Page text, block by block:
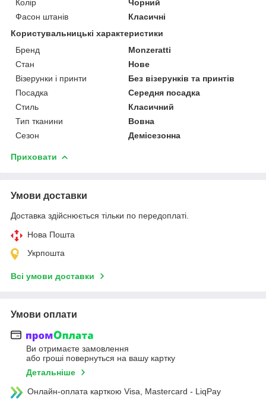
Колір
Чорний
Фасон штанів
Класичні
Користувальницькі характеристики
Бренд
Monzeratti
Стан
Нове
Візерунки і принти
Без візерунків та принтів
Посадка
Середня посадка
Стиль
Класичний
Тип тканини
Вовна
Сезон
Демісезонна
Приховати
Умови доставки
Доставка здійснюється тільки по передоплаті.
Нова Пошта
Укрпошта
Всі умови доставки
Умови оплати
Ви отримаєте замовлення
або гроші повернуться на вашу картку
Детальніше
Онлайн-оплата карткою Visa, Mastercard - LiqPay